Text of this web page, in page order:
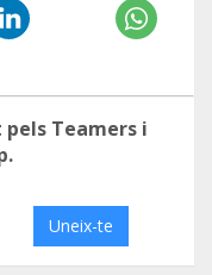
Teamers i
Uneix-te